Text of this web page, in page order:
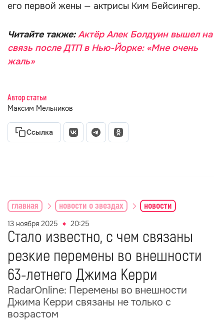
его первой жены — актрисы Ким Бейсингер.
Читайте также:Актёр Алек Болдуин вышел на
связь после ДТП в Нью-Йорке: «Мне очень
жаль»
Автор статьи
Максим Мельников
Ссылка
главная новости о звездах новости
13 ноября 2025 20:25
Стало известно, с чем связаны
резкие перемены во внешности
63-летнего Джима Керри
RadarOnline: Перемены во внешности
Джима Керри связаны не только с
возрастом